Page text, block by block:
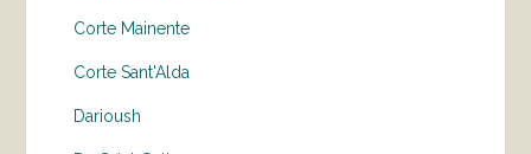
Corte Mainente
Corte Sant'Alda
Darioush